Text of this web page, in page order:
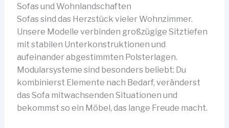
Sofas und Wohnlandschaften
Sofas sind das Herzstück vieler Wohnzimmer.
Unsere Modelle verbinden großzügige Sitztiefen
mit stabilen Unterkonstruktionen und
aufeinander abgestimmten Polsterlagen.
Modularsysteme sind besonders beliebt: Du
kombinierst Elemente nach Bedarf, veränderst
das Sofa mitwachsenden Situationen und
bekommst so ein Möbel, das lange Freude macht.